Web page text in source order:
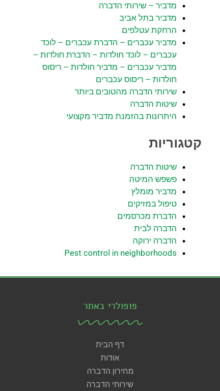
מדביר – שירותי הדברה
מדביר בתל אביב
הרחקת עטלפים
מדביר עכברים – הדברת עכברים – לוכד
עכברים – לוכד חולדות – הדברת חולדות –
מדביר עכברים – מדביר חולדות – ריסוס
חולדות – ריסוס עכברים
שירותי הדברה מהטובים ביותר
שיטות הדברה
היתרונות בהזמנת מדביר מקצועי
קטגוריות
שיטות הדברה
פשפש המיטה
מדביר מומלץ
טיפול במזיקים
הדברת מכרסמים
הדברה לבית
הדברה ירוקה
Pest control in neighborhoods
פופולרי באתר
דף הבית
אודות
מחירון הדברה
שירותי הדברה